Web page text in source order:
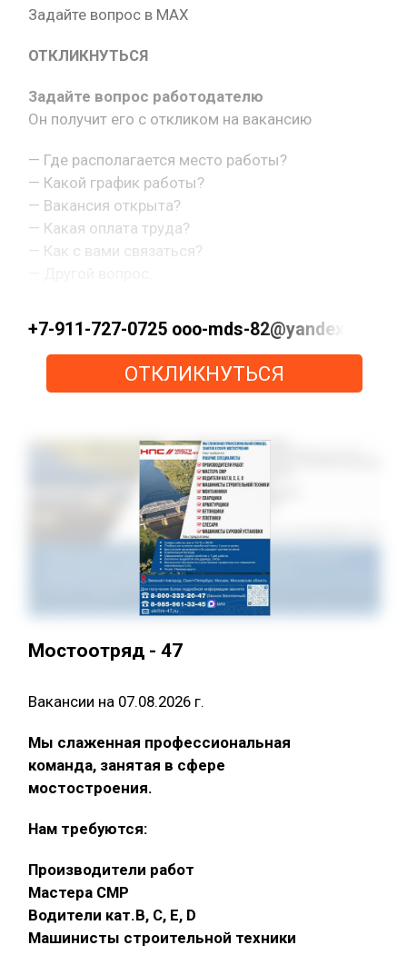
Задайте вопрос в MAX
ОТКЛИКНУТЬСЯ
Задайте вопрос работодателю
Он получит его с откликом на вакансию
— Где располагается место работы?
— Какой график работы?
— Вакансия открыта?
— Какая оплата труда?
— Как с вами связаться?
+7-911-727-0725 ooo-mds-82@yandex.ru
ОТКЛИКНУТЬСЯ
Мостоотряд - 47
Вакансии на 07.08.2026 г.
Мы слаженная профессиональная
команда, занятая в сфере
мостостроения.
Нам требуются:
Производители работ
Мастера СМР
Водители кат.В, С, Е, D
Машинисты строительной техники